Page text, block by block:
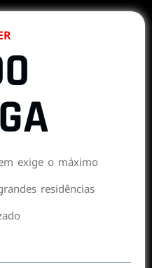
exige o máximo
residências